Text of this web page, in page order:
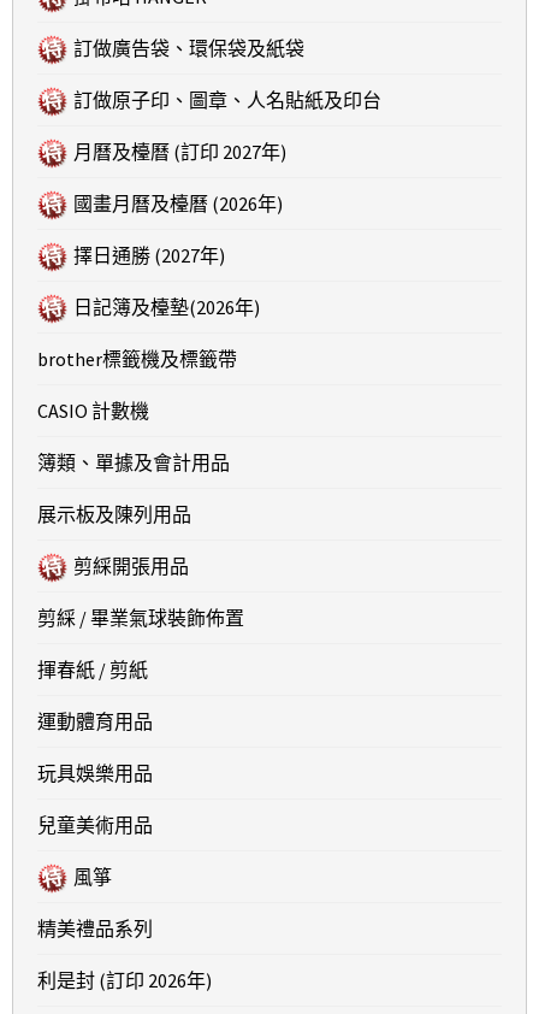
訂做廣告袋、環保袋及紙袋
訂做原子印、圖章、人名貼紙及印台
月曆及檯曆 (訂印 2027年)
國畫月曆及檯曆 (2026年)
擇日通勝 (2027年)
日記簿及檯墊(2026年)
brother標籤機及標籤帶
CASIO 計數機
簿類、單據及會計用品
展示板及陳列用品
剪綵開張用品
剪綵 / 畢業氣球裝飾佈置
揮春紙 / 剪紙
運動體育用品
玩具娛樂用品
兒童美術用品
風箏
精美禮品系列
利是封 (訂印 2026年)